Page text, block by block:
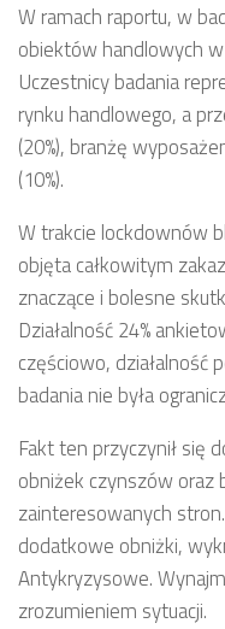
W ramach raportu, w
obiektów handlowych
Uczestnicy badania
rynku handlowego, a
(20%), branżę
(10%).
W trakcie lockdownów
objęta całkowitym
znaczące i bolesne
Działalność 24%
częściowo, działalność
badania nie była
Fakt ten przyczynił się
obniżek czynszów oraz
zainteresowanych
dodatkowe obniżki,
Antykryzysowe.
zrozumieniem sytuacji.